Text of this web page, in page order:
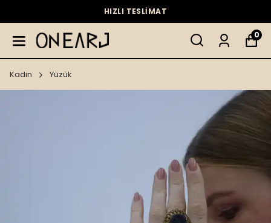
HIZLI TESLİMAT
0
Kadın Yüzük